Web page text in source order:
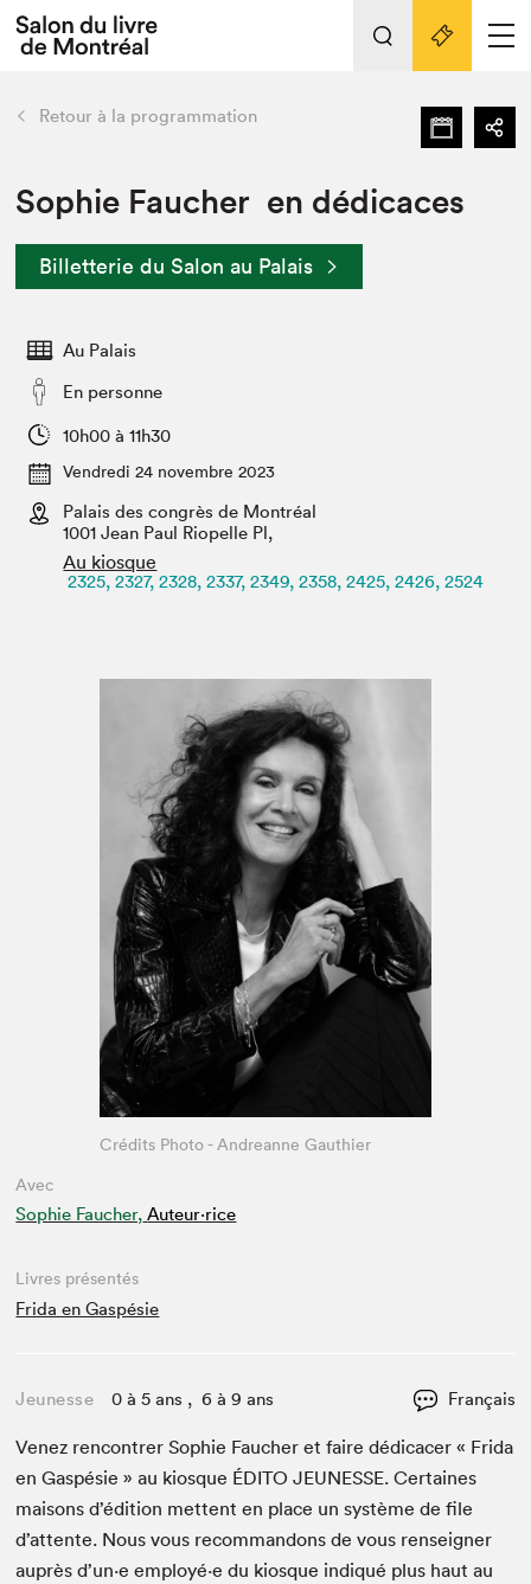
Espace exposant⋅e⋅s
Espace enseignant·e·s
Espace médias
L'événement
Préparer sa visite au Salon
Actualités
SLM PRO
retour Nos activités
Préparer sa visite
Salon dans la ville et en ligne
Projets partenaires
Liens pratiques
Retour à la programmation
Sophie Faucher en dédicaces
Billetterie du Salon au Palais
Au Palais
En personne
10h00 à 11h30
Vendredi 24 novembre 2023
Palais des congrès de Montréal
1001 Jean Paul Riopelle Pl,
Au kiosque
2325, 2327, 2328, 2337, 2349, 2358, 2425, 2426, 2524
Avec
Sophie Faucher, Auteur·rice
Crédits Photo - Andreanne Gauthier
Livres présentés
Frida en Gaspésie
Jeunesse 0 à 5 ans , 6 à 9 ans Français
Venez ren­con­tr­er Sophie Fauch­er et faire dédi­cac­er « Fri­da
en Gaspésie » au kiosque ÉDI­TO JEUNESSE. Cer­taines
maisons d’édi­tion met­tent en place un sys­tème de file
d’at­tente. Nous vous recom­man­dons de vous ren­seign­er
auprès d’un·e employé·e du kiosque indiqué plus haut au